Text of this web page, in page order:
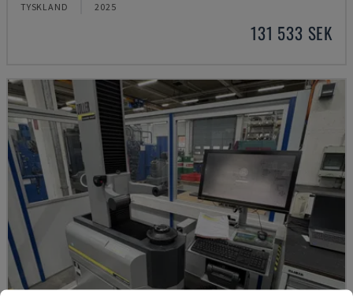
TYSKLAND 2025
131 533 SEK